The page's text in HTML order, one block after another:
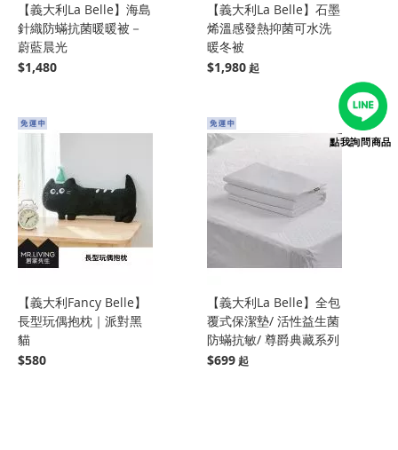
【義大利La Belle】海島
針織防蟎抗菌暖暖被－
蔚藍晨光
$1,480
【義大利La Belle】石墨
烯溫感發熱抑菌可水洗
暖冬被
$1,980
【義大利Fancy Belle】
長型玩偶抱枕｜派對黑
貓
$580
【義大利La Belle】全包
覆式保潔墊/ 活性益生菌
防蟎抗敏/ 尊爵典藏系列
$699
點我詢問商品